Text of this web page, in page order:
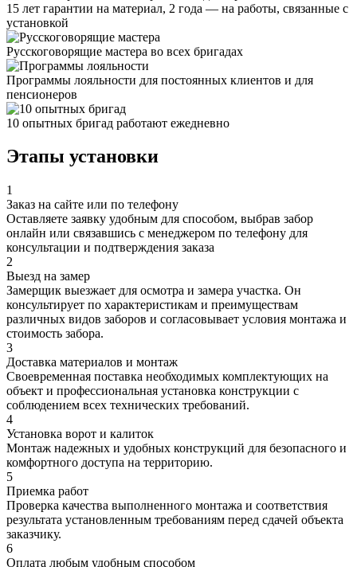
15 лет гарантии на материал, 2 года — на работы, связанные с
установкой
Русскоговорящие мастера во всех бригадах
Программы лояльности для постоянных клиентов и для
пенсионеров
10 опытных бригад работают ежедневно
Этапы установки
1
Заказ на сайте или по телефону
Оставляете заявку удобным для способом, выбрав забор
онлайн или связавшись с менеджером по телефону для
консультации и подтверждения заказа
2
Выезд на замер
Замерщик выезжает для осмотра и замера участка. Он
консультирует по характеристикам и преимуществам
различных видов заборов и согласовывает условия монтажа и
стоимость забора.
3
Доставка материалов и монтаж
Своевременная поставка необходимых комплектующих на
объект и профессиональная установка конструкции с
соблюдением всех технических требований.
4
Установка ворот и калиток
Монтаж надежных и удобных конструкций для безопасного и
комфортного доступа на территорию.
5
Приемка работ
Проверка качества выполненного монтажа и соответствия
результата установленным требованиям перед сдачей объекта
заказчику.
6
Оплата любым удобным способом